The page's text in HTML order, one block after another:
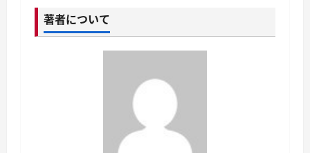
著者について